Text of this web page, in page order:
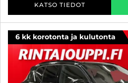
KATSO TIEDOT
6 kk korotonta ja kulutonta